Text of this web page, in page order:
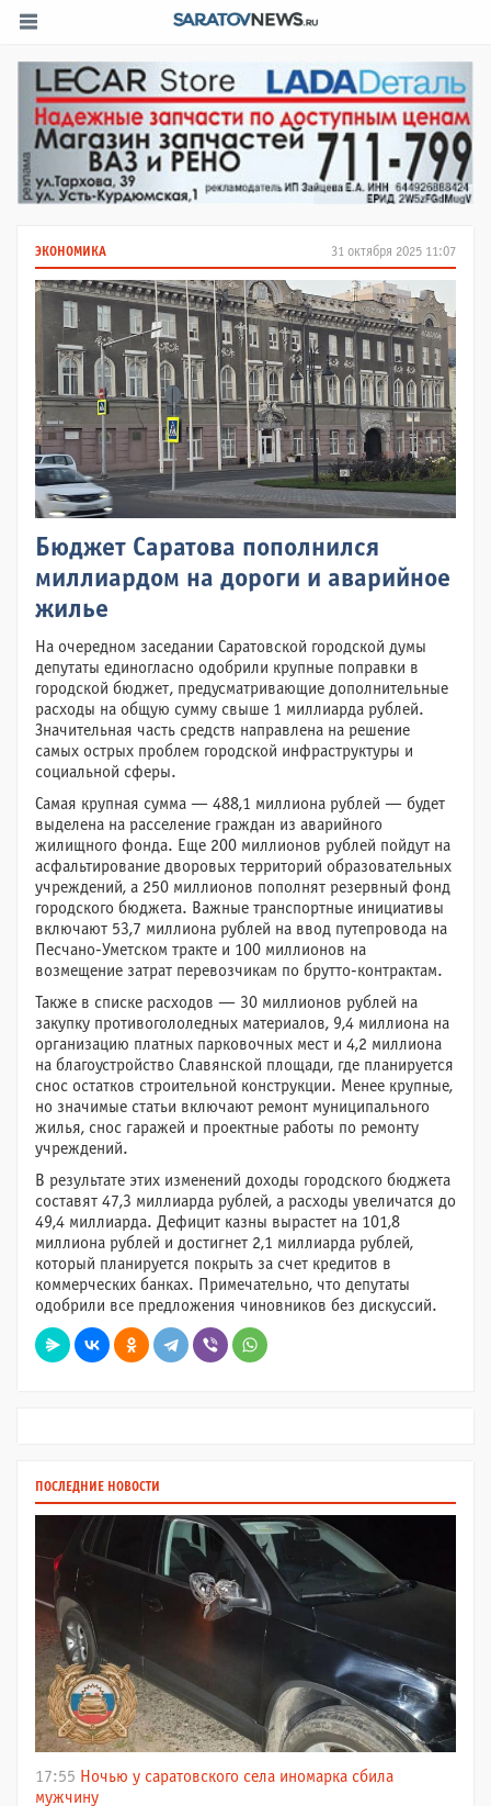
31 октября 2025 11:07
ЭКОНОМИКА
Бюджет Саратова пополнился
миллиардом на дороги и аварийное
жилье
На очередном заседании Саратовской городской думы
депутаты единогласно одобрили крупные поправки в
городской бюджет, предусматривающие дополнительные
расходы на общую сумму свыше 1 миллиарда рублей.
Значительная часть средств направлена на решение
самых острых проблем городской инфраструктуры и
социальной сферы.
Самая крупная сумма — 488,1 миллиона рублей — будет
выделена на расселение граждан из аварийного
жилищного фонда. Еще 200 миллионов рублей пойдут на
асфальтирование дворовых территорий образовательных
учреждений, а 250 миллионов пополнят резервный фонд
городского бюджета. Важные транспортные инициативы
включают 53,7 миллиона рублей на ввод путепровода на
Песчано-Уметском тракте и 100 миллионов на
возмещение затрат перевозчикам по брутто-контрактам.
Также в списке расходов — 30 миллионов рублей на
закупку противогололедных материалов, 9,4 миллиона на
организацию платных парковочных мест и 4,2 миллиона
на благоустройство Славянской площади, где планируется
снос остатков строительной конструкции. Менее крупные,
но значимые статьи включают ремонт муниципального
жилья, снос гаражей и проектные работы по ремонту
учреждений.
В результате этих изменений доходы городского бюджета
составят 47,3 миллиарда рублей, а расходы увеличатся до
49,4 миллиарда. Дефицит казны вырастет на 101,8
миллиона рублей и достигнет 2,1 миллиарда рублей,
который планируется покрыть за счет кредитов в
коммерческих банках. Примечательно, что депутаты
одобрили все предложения чиновников без дискуссий.
ПОСЛЕДНИЕ НОВОСТИ
17:55 Ночью у саратовского села иномарка сбила
мужчину